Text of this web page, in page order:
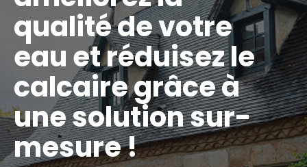
qualité de votre
eau et réduisez le
calcaire grâce à
une solution sur-
mesure !